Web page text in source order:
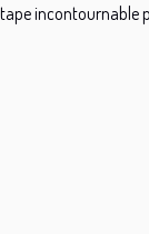
incontournable